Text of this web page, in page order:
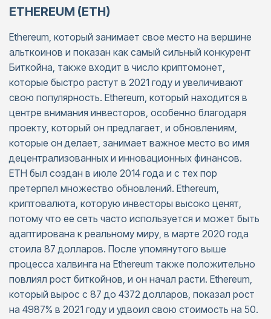
ETHEREUM (ETH)
Ethereum, который занимает свое место на вершине
альткоинов и показан как самый сильный конкурент
Биткойна, также входит в число криптомонет,
которые быстро растут в 2021 году и увеличивают
свою популярность. Ethereum, который находится в
центре внимания инвесторов, особенно благодаря
проекту, который он предлагает, и обновлениям,
которые он делает, занимает важное место во имя
децентрализованных и инновационных финансов.
ETH был создан в июле 2014 года и с тех пор
претерпел множество обновлений. Ethereum,
криптовалюта, которую инвесторы высоко ценят,
потому что ее сеть часто используется и может быть
адаптирована к реальному миру, в марте 2020 года
стоила 87 долларов. После упомянутого выше
процесса халвинга на Ethereum также положительно
повлиял рост биткойнов, и он начал расти. Ethereum,
который вырос с 87 до 4372 долларов, показал рост
на 4987% в 2021 году и удвоил свою стоимость на 50.